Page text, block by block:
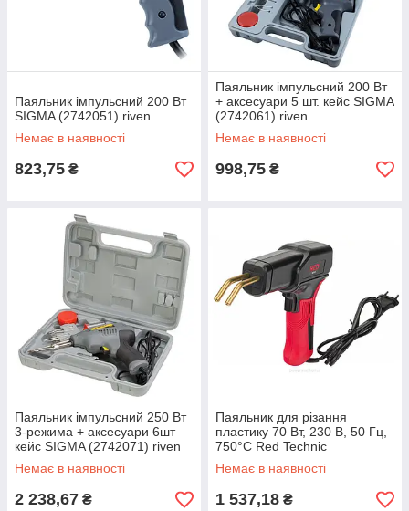
Паяльник імпульсний 200 Вт
SIGMA (2742051) riven
Немає в наявності
823,75 ₴
Паяльник імпульсний 200 Вт
+ аксесуари 5 шт. кейс SIGMA
(2742061) riven
Немає в наявності
998,75 ₴
Паяльник імпульсний 250 Вт
3-режима + аксесуари 6шт
кейс SIGMA (2742071) riven
Немає в наявності
2 238,67 ₴
Паяльник для різання
пластику 70 Вт, 230 В, 50 Гц,
750°C Red Technic
RTZDP0034 пістолет-
паяльник riven
Немає в наявності
1 537,18 ₴